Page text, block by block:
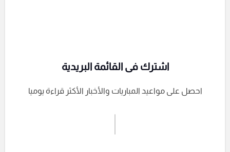
إرسال تعليق
اشترك فى القائمة البريدية
احصل على مواعيد المباريات والأخبار الأكثر قراءة يوميا